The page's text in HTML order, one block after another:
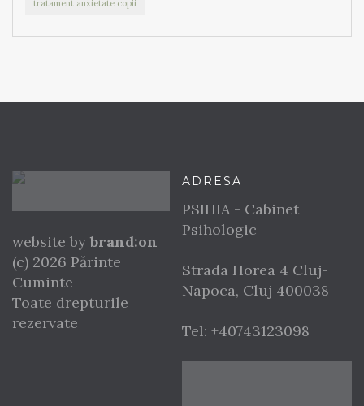
tratament anxietate copii
website by brand:on
(c) 2026 Părinte
Cuminte
Toate drepturile
rezervate
ADRESA
PSIHIA - Cabinet
Psihologic
Strada Horea 4 Cluj-
Napoca, Cluj 400038
Tel: +40743123098